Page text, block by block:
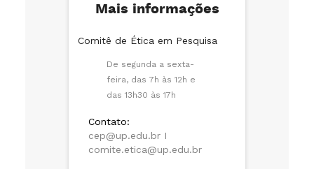
Mais informações
Comitê de Ética em Pesquisa
De segunda a sexta-
feira, das 7h às 12h e
das 13h30 às 17h
Contato:
cep@up.edu.br I
comite.etica@up.edu.br